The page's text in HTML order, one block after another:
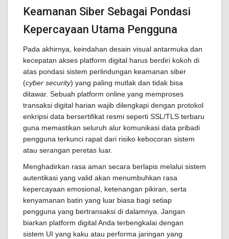
Keamanan Siber Sebagai Pondasi
Kepercayaan Utama Pengguna
Pada akhirnya, keindahan desain visual antarmuka dan
kecepatan akses platform digital harus berdiri kokoh di
atas pondasi sistem perlindungan keamanan siber
(cyber security) yang paling mutlak dan tidak bisa
ditawar. Sebuah platform online yang memproses
transaksi digital harian wajib dilengkapi dengan protokol
enkripsi data bersertifikat resmi seperti SSL/TLS terbaru
guna memastikan seluruh alur komunikasi data pribadi
pengguna terkunci rapat dari risiko kebocoran sistem
atau serangan peretas luar.
Menghadirkan rasa aman secara berlapis melalui sistem
autentikasi yang valid akan menumbuhkan rasa
kepercayaan emosional, ketenangan pikiran, serta
kenyamanan batin yang luar biasa bagi setiap
pengguna yang bertransaksi di dalamnya. Jangan
biarkan platform digital Anda terbengkalai dengan
sistem UI yang kaku atau performa jaringan yang